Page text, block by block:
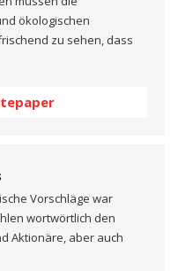
ökologischen
zu sehen, dass
Vorschläge war
wortwörtlich den
Aktionäre, aber auch